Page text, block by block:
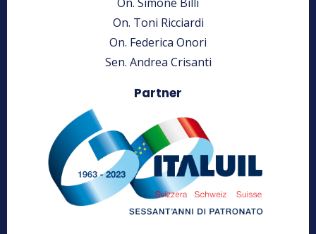
On. Toni Ricciardi
On. Federica Onori
Sen. Andrea Crisanti
Partner